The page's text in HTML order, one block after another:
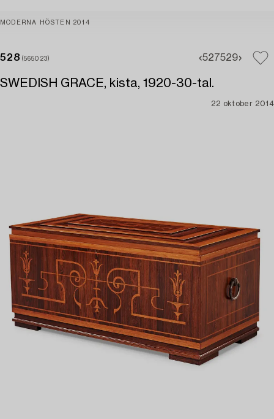
MODERNA HÖSTEN 2014
528 (565023) 527529
SWEDISH GRACE, kista, 1920-30-tal.
22 oktober 2014